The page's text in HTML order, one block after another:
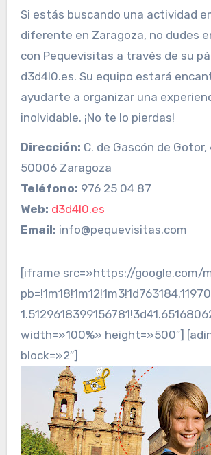
Si estás buscando una actividad
diferente en Zaragoza, no dudes
con Pequevisitas a través de su
d3d4l0.es. Su equipo estará
ayudarte a organizar una
inolvidable. ¡No te lo pierdas!
Dirección: C. de Gascón de Gotor,
50006 Zaragoza
Teléfono: 976 25 04 87
Web: d3d4l0.es
Email: info@pequevisitas.com
[iframe src=»https://google.com/
width=»100%» height=»500″]
block=»2″]